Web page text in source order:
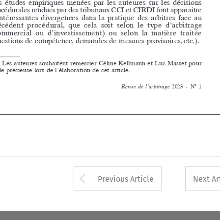
 








Revue  de  l’arbitrage 2023  -  N° 1
Arrow button used
Previous Article Next